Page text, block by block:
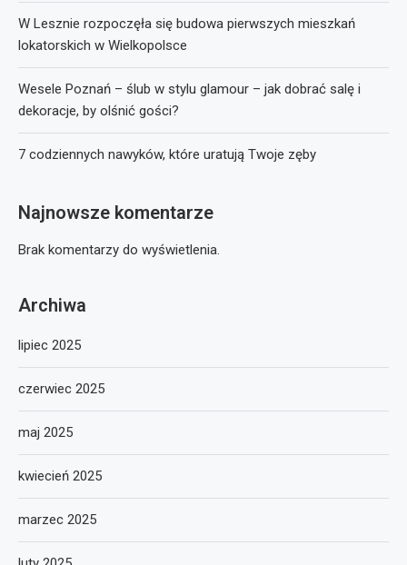
W Lesznie rozpoczęła się budowa pierwszych mieszkań
lokatorskich w Wielkopolsce
Wesele Poznań – ślub w stylu glamour – jak dobrać salę i
dekoracje, by olśnić gości?
7 codziennych nawyków, które uratują Twoje zęby
Najnowsze komentarze
Brak komentarzy do wyświetlenia.
Archiwa
lipiec 2025
czerwiec 2025
maj 2025
kwiecień 2025
marzec 2025